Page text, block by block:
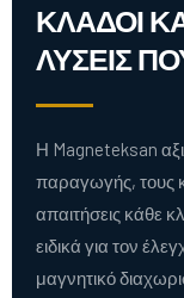
ΚΛΆΔΟΙ
ΛΎΣΕΙΣ
Η Magneteksan
παραγωγής, τους
απαιτήσεις κάθε
ειδικά για τον
μαγνητικό